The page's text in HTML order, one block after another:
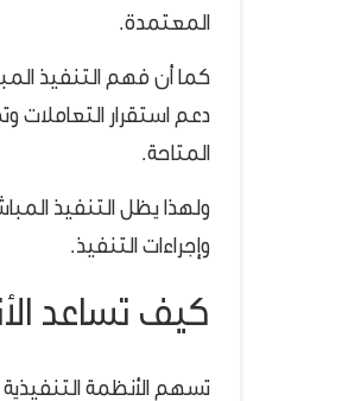
المعتمدة.
كما أن فهم التنفيذ
دعم استقرار
المتاحة.
ولهذا يظل التنفيذ
وإجراءات التنفيذ.
كيف تساعد
تسهم الأنظمة التنفيذية